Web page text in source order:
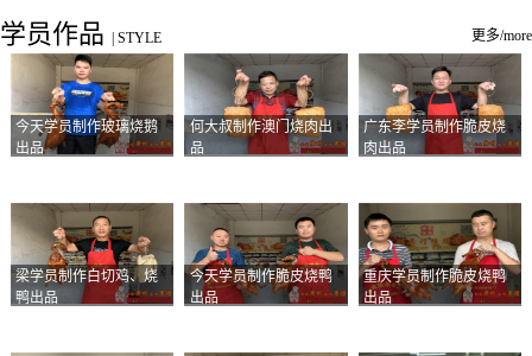
学员作品 STYLE 更多/more
今天学员制作玻璃烧鹅
出品
何大叔制作澳门烧肉出
品
广东李学员制作脆皮烧
肉出品
梁学员制作白切鸡、烧
鸭出品
今天学员制作脆皮烧鸭
出品
重庆学员制作脆皮烧鸭
出品